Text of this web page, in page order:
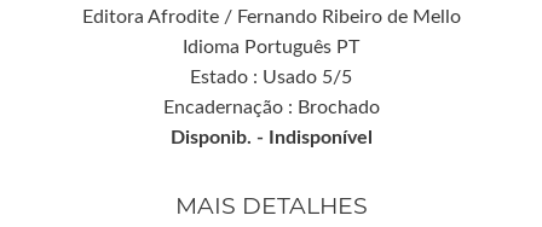
Editora Afrodite / Fernando Ribeiro de Mello
Idioma Português PT
Estado : Usado 5/5
Encadernação : Brochado
Disponib. -
Indisponível
MAIS DETALHES